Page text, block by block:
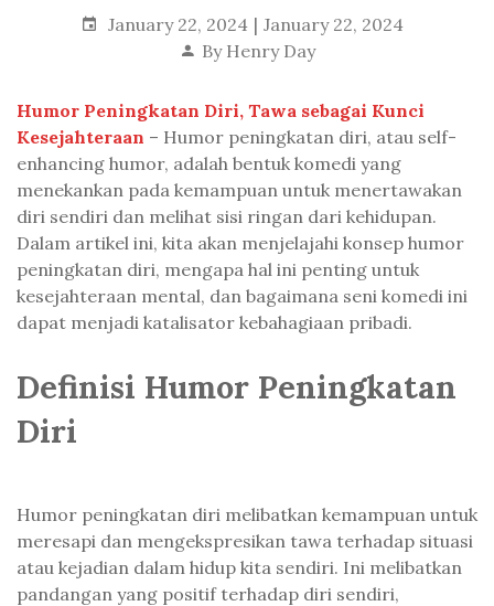
January 22, 2024
January 22, 2024
By Henry Day
Humor Peningkatan Diri, Tawa sebagai Kunci
Kesejahteraan – Humor peningkatan diri, atau self-
enhancing humor, adalah bentuk komedi yang
menekankan pada kemampuan untuk menertawakan
diri sendiri dan melihat sisi ringan dari kehidupan.
Dalam artikel ini, kita akan menjelajahi konsep humor
peningkatan diri, mengapa hal ini penting untuk
kesejahteraan mental, dan bagaimana seni komedi ini
dapat menjadi katalisator kebahagiaan pribadi.
Definisi Humor Peningkatan
Diri
Humor peningkatan diri melibatkan kemampuan untuk
meresapi dan mengekspresikan tawa terhadap situasi
atau kejadian dalam hidup kita sendiri. Ini melibatkan
pandangan yang positif terhadap diri sendiri,